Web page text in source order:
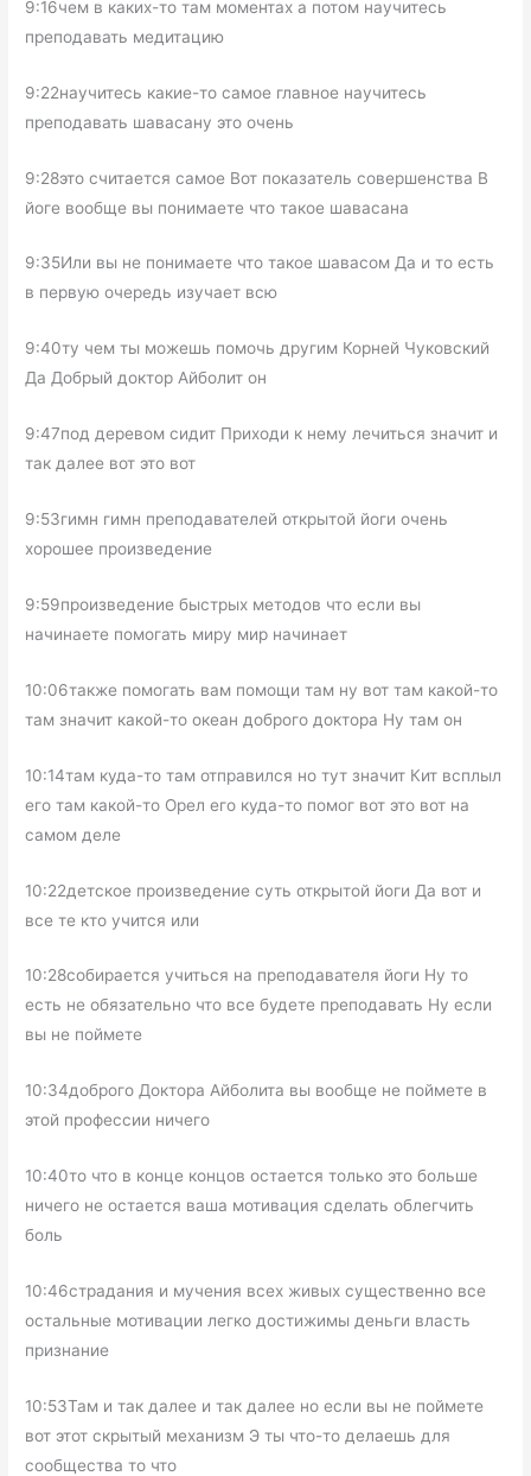
9:16чем в каких-то там моментах а потом научитесь
преподавать медитацию
9:22научитесь какие-то самое главное научитесь
преподавать шавасану это очень
9:28это считается самое Вот показатель совершенства В
йоге вообще вы понимаете что такое шавасана
9:35Или вы не понимаете что такое шавасом Да и то есть
в первую очередь изучает всю
9:40ту чем ты можешь помочь другим Корней Чуковский
Да Добрый доктор Айболит он
9:47под деревом сидит Приходи к нему лечиться значит и
так далее вот это вот
9:53гимн гимн преподавателей открытой йоги очень
хорошее произведение
9:59произведение быстрых методов что если вы
начинаете помогать миру мир начинает
10:06также помогать вам помощи там ну вот там какой-то
там значит какой-то океан доброго доктора Ну там он
10:14там куда-то там отправился но тут значит Кит всплыл
его там какой-то Орел его куда-то помог вот это вот на
самом деле
10:22детское произведение суть открытой йоги Да вот и
все те кто учится или
10:28собирается учиться на преподавателя йоги Ну то
есть не обязательно что все будете преподавать Ну если
вы не поймете
10:34доброго Доктора Айболита вы вообще не поймете в
этой профессии ничего
10:40то что в конце концов остается только это больше
ничего не остается ваша мотивация сделать облегчить
боль
10:46страдания и мучения всех живых существенно все
остальные мотивации легко достижимы деньги власть
признание
10:53Там и так далее и так далее но если вы не поймете
вот этот скрытый механизм Э ты что-то делаешь для
сообщества то что